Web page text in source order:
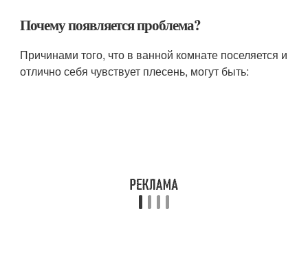
Почему появляется проблема?
Причинами того, что в ванной комнате поселяется и
отлично себя чувствует плесень, могут быть: